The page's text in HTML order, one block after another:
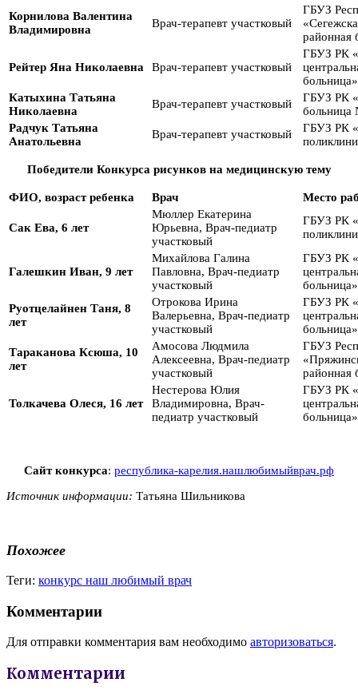
Корнилова Валентина
Владимировна
Врач-терапевт участковый
ГБУЗ
районная
Рейтер Яна Николаевна Врач-терапевт участковый
ГБУЗ РК
больница»
Катыхина Татьяна
Николаевна
Врач-терапевт участковый
ГБУЗ РК
Радчук Татьяна
Анатольевна
Врач-терапевт участковый
ГБУЗ РК
Победители Конкурса рисунков на медицинскую тему
ФИО, возраст ребенка Врач Место
Сак Ева, 6 лет
Мюллер Екатерина
Юрьевна, Врач-педиатр
участковый
ГБУЗ РК
Галешкин Иван, 9 лет
Михайлова Галина
Павловна, Врач-педиатр
участковый
ГБУЗ РК
Руотцелайнен Таня, 8
лет
Отрокова Ирина
Валерьевна, Врач-педиатр
участковый
ГБУЗ РК
больница»
Тараканова Ксюша, 10
лет
Амосова Людмила
Алексеевна, Врач-педиатр
участковый
ГБУЗ
районная
Толкачева Олеся, 16 лет
Нестерова Юлия
Владимировна, Врач-
педиатр участковый
ГБУЗ РК
больница»
Сайт конкурса: республика-карелия.нашлюбимыйврач.рф
Источник информации: Татьяна Шильникова
Похожее
Теги: конкурс наш любимый врач
Комментарии
Для отправки комментария вам необходимо авторизоваться.
Комментарии